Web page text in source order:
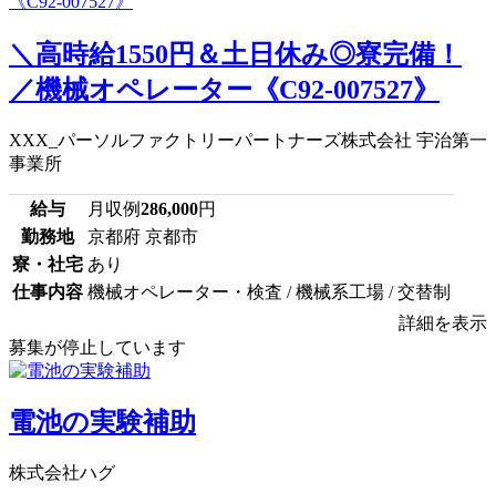
＼高時給1550円＆土日休み◎寮完備！
／機械オペレーター《C92-007527》
XXX_パーソルファクトリーパートナーズ株式会社 宇治第一
事業所
給与 月収例286,000円
勤務地
京都府 京都市
寮・社宅 あり
仕事内容 機械オペレーター・検査 / 機械系工場 / 交替制
詳細を表示
募集が停止しています
電池の実験補助
株式会社ハグ